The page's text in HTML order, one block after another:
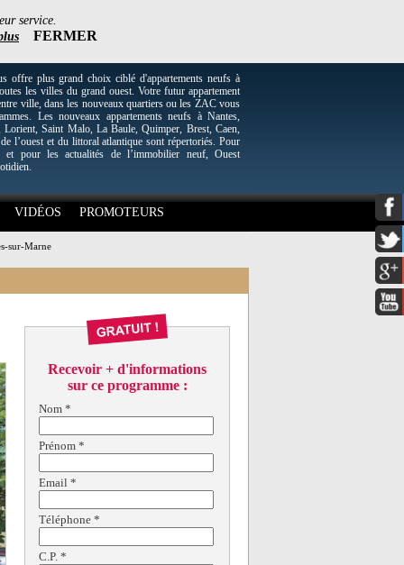
service.
FERMER
plus grand choix ciblé d'appartements neufs à
les villes du grand ouest. Votre futur appartement
ville, dans les nouveaux quartiers ou les ZAC vous
Les nouveaux appartements neufs à Nantes,
Lorient, Saint Malo, La Baule, Quimper, Brest, Caen,
l’ouest et du littoral atlantique sont répertoriés. Pour
et pour les actualités de l’immobilier neuf, Ouest
VIDÉOS PROMOTEURS
sur-Marne
Recevoir + d'informations
sur ce programme :
Nom *
Prénom *
Email *
Téléphone *
C.P. *